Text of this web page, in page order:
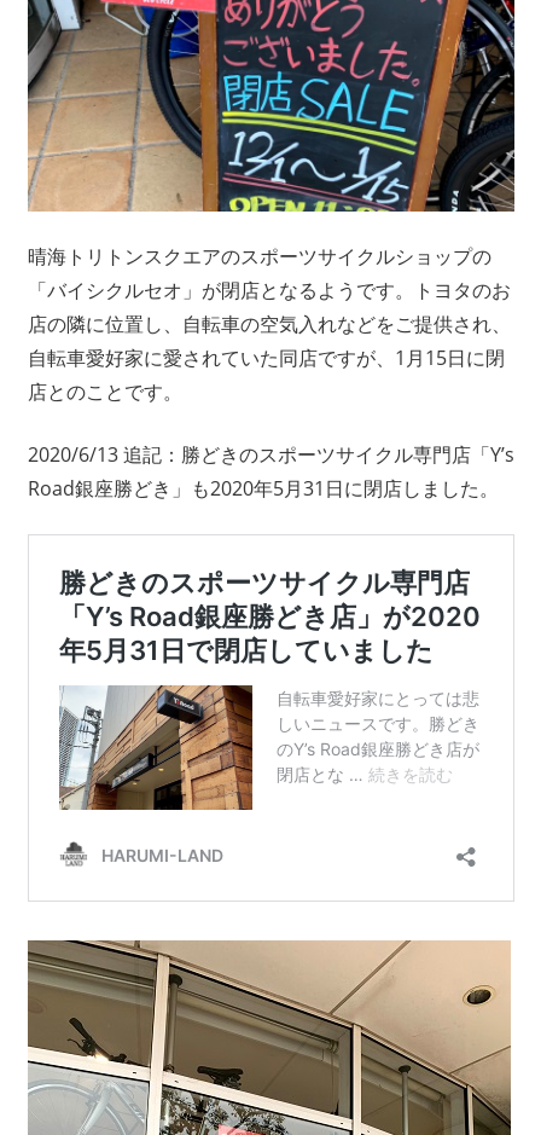
晴海トリトンスクエアのスポーツサイクルショップの
「バイシクルセオ」が閉店となるようです。トヨタのお
店の隣に位置し、自転車の空気入れなどをご提供され、
自転車愛好家に愛されていた同店ですが、1月15日に閉
店とのことです。
2020/6/13 追記：勝どきのスポーツサイクル専門店「Y’s
Road銀座勝どき」も2020年5月31日に閉店しました。